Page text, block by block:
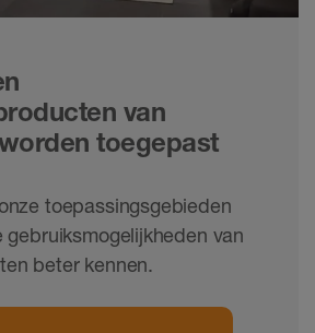
van
toegepast
toepassingsgebieden
gebruiksmogelijkheden van
beter kennen.